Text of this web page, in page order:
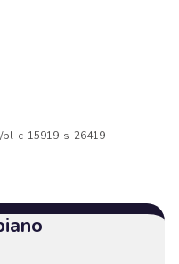
pl-c-15919-s-26419